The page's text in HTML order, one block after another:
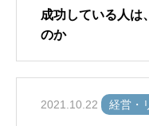
成功している人は
のか
2021.10.22 経営・